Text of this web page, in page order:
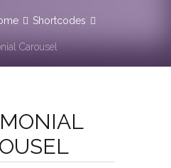
Shortcodes
Carousel